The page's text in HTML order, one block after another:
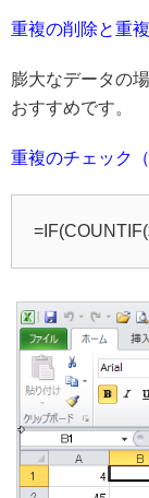
重複の削除と重
膨大なデータの
おすすめです。
重複のチェック